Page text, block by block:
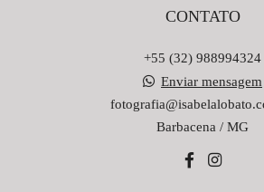
CONTATO
+55 (32) 988994324
Enviar mensagem
Barbacena / MG